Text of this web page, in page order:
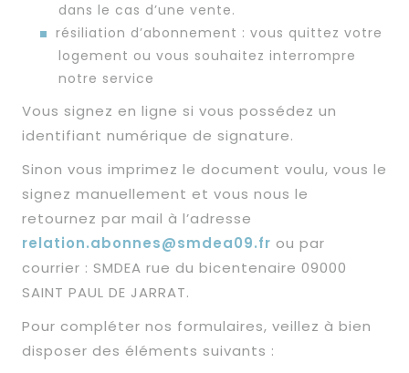
dans le cas d’une vente.
résiliation d’abonnement : vous quittez votre
logement ou vous souhaitez interrompre
notre service
Vous signez en ligne si vous possédez un
identifiant numérique de signature.
Sinon vous imprimez le document voulu, vous le
signez manuellement et vous nous le
retournez par mail à l’adresse
relation.abonnes@smdea09.fr ou par
courrier : SMDEA rue du bicentenaire 09000
SAINT PAUL DE JARRAT.
Pour compléter nos formulaires, veillez à bien
disposer des éléments suivants :